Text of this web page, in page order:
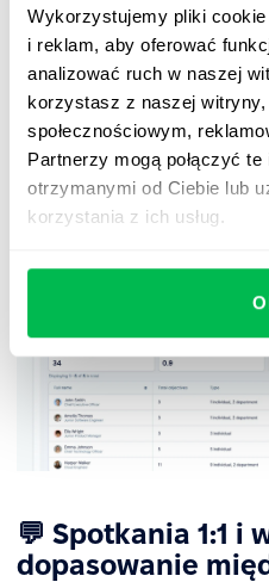
Wykorzystujemy pliki
i reklam, aby oferować
analizować ruch w naszej
korzystasz z naszej
społecznościowym,
Partnerzy mogą połączyć
otrzymanymi od Ciebie lub
korzystania z ich usług.
indywidualnych — a także
rozkład statusów i ogólny
To prosty, ale potężny
indywidualne wysiłki
Wdrażane stopniowo.Aby
wcześniej, skontaktuj się
Managerem.
💬 Spotkania 1:1 i
dopasowanie